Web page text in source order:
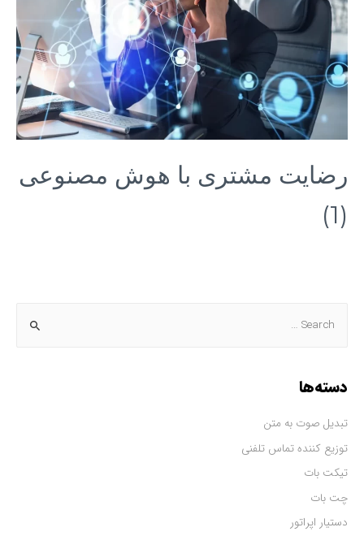
دسته‌ها
تبدیل صوت به متن
توزیع کننده تماس تلفنی
تیکت بات
چت بات
دستیار اپراتور
رضایت مشتری با هوش مصنوعی
(1)